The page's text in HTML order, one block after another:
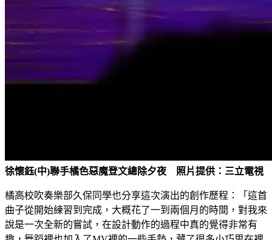
徐懷鈺(中)聯手橘色惡魔登文總除夕夜 照片提供：三立電視
橘高校吹奏樂部久保同學也分享這次演出的創作歷程：「這首
曲子從開始練習到完成，大概花了一到兩個月的時間，對我來
說是一次全新的嘗試，在設計動作的過程中真的覺得非常有